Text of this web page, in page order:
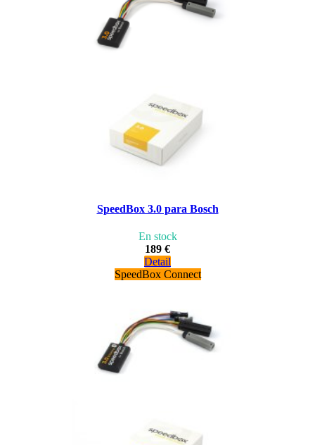
SpeedBox 3.0 para Bosch
En stock
189 €
Detail
SpeedBox Connect